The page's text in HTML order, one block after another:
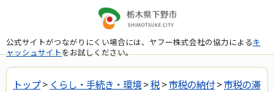
公式サイトがつながりにくい場合には、ヤフー株式会社の協力によるキ
ャッシュサイトをお試しください。
トップ> くらし・手続き・環境>税>市税の納付>市税の滞